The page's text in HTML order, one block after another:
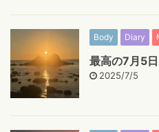
Body Diary
最高の7月5日
2025/7/5